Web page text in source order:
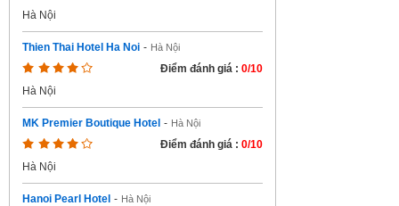
Hà Nội
Thien Thai Hotel Ha Noi - Hà Nội
Điểm đánh giá : 0/10
Hà Nội
MK Premier Boutique Hotel - Hà Nội
Điểm đánh giá : 0/10
Hà Nội
Hanoi Pearl Hotel - Hà Nội